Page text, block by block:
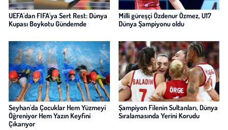
UEFA'dan FIFA'ya Sert Rest: Dünya
Kupası Boykotu Gündemde
Milli güreşçi Özdenur Özmez, U17
Dünya Şampiyonu oldu
Seyhan'da Çocuklar Hem Yüzmeyi
Öğreniyor Hem Yazın Keyfini
Çıkarıyor
Şampiyon Filenin Sultanları, Dünya
Sıralamasında Yerini Korudu